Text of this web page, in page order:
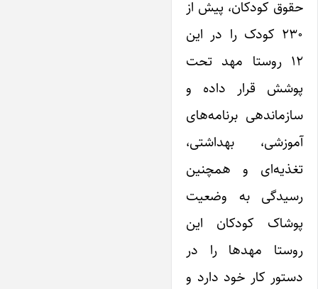
حقوق کودکان، پیش از
۲۳۰ کودک را در این
۱۲ روستا مهد تحت
پوشش قرار داده و
سازماندهی برنامه‌های
آموزشی، بهداشتی،
تغذیه‌ای و همچنین
رسیدگی به وضعیت
پوشاک کودکان این
روستا مهدها را در
دستور کار خود دارد و